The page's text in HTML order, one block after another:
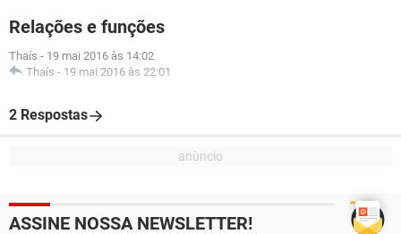
Relações e funções
Thaís - 19 mai 2016 às 14:02
Thaís - 19 mai 2016 às 22:01
2 Respostas
ASSINE NOSSA NEWSLETTER!